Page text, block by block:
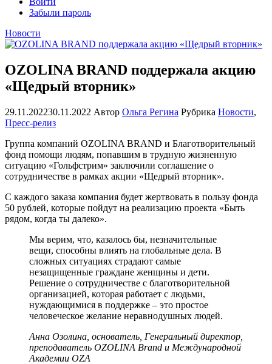
Забыли пароль
Новости
OZOLINA BRAND поддержала акцию
«Щедрый вторник»
29.11.202230.11.2022 Автор Ольга Регина Рубрика Новости,
Пресс-релиз
Группа компаний OZOLINA BRAND и Благотворительный
фонд помощи людям, попавшим в трудную жизненную
ситуацию «Гольфстрим» заключили соглашение о
сотрудничестве в рамках акции «Щедрый вторник».
С каждого заказа компания будет жертвовать в пользу фонда
50 рублей, которые пойдут на реализацию проекта «Быть
рядом, когда ты далеко».
Мы верим, что, казалось бы, незначительные
вещи, способны влиять на глобальные дела. В
сложных ситуациях страдают самые
незащищенные граждане женщины и дети.
Решение о сотрудничестве с благотворительной
организацией, которая работает с людьми,
нуждающимися в поддержке – это простое
человеческое желание неравнодушных людей.
Анна Озолина, основатель, Генеральный директор,
преподаватель OZOLINA Brand и Международной
Академии OZA